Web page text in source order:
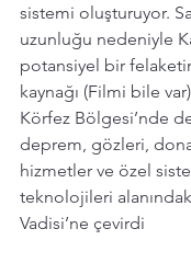
sistemi oluşturuyor.
uzunluğu nedeniyle
potansiyel bir
kaynağı (Filmi bile
Körfez Bölgesi’nde
deprem, gözleri,
hizmetler ve özel
teknolojileri
Vadisi’ne çevirdi